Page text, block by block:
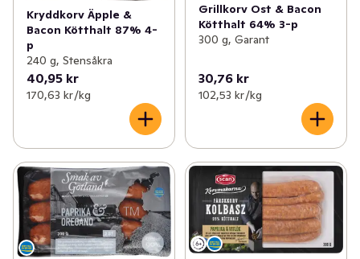
Kryddkorv Äpple &
Bacon Kötthalt 87% 4-
p
240 g, Stensåkra
40,95 kr
170,63 kr /kg
Grillkorv Ost & Bacon
Kötthalt 64% 3-p
300 g, Garant
30,76 kr
102,53 kr /kg